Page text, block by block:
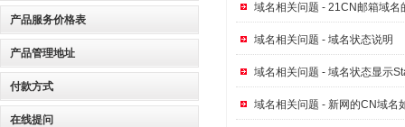
产品服务价格表
产品管理地址
付款方式
在线提问
域名相关问题 - 21CN邮箱域名
域名相关问题 - 域名状态说明
域名相关问题 - 域名状态显示
域名相关问题 - 新网的CN域名